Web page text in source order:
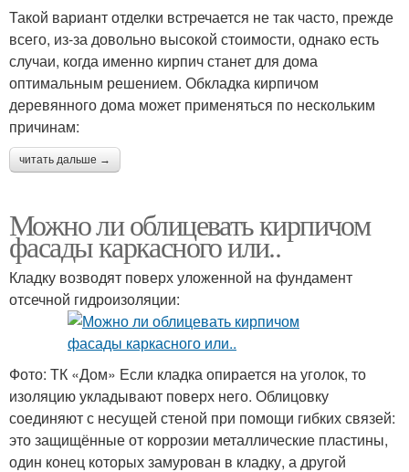
Такой вариант отделки встречается не так часто, прежде
всего, из-за довольно высокой стоимости, однако есть
случаи, когда именно кирпич станет для дома
оптимальным решением. Обкладка кирпичом
деревянного дома может применяться по нескольким
причинам:
читать дальше →
Можно ли облицевать кирпичом
фасады каркасного или..
Кладку возводят поверх уложенной на фундамент
отсечной гидроизоляции:
Фото: ТК «Дом» Если кладка опирается на уголок, то
изоляцию укладывают поверх него. Облицовку
соединяют с несущей стеной при помощи гибких связей:
это защищённые от коррозии металлические пластины,
один конец которых замурован в кладку, а другой